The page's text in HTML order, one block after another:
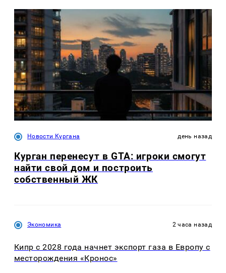
Новости Кургана день назад
Курган перенесут в GTA: игроки смогут
найти свой дом и построить
собственный ЖК
Экономика 2 часа назад
Кипр с 2028 года начнет экспорт газа в Европу с
месторождения «Кронос»